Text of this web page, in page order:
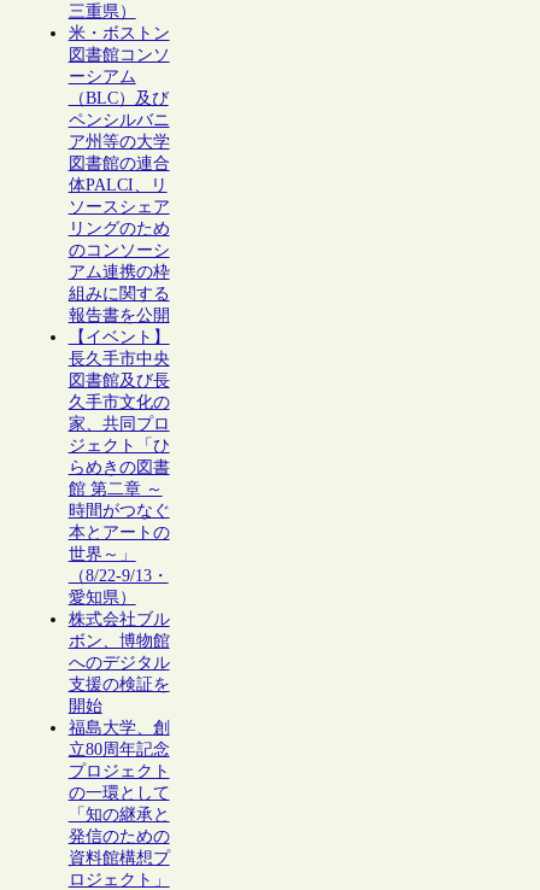
三重県）
米・ボストン
図書館コンソ
ーシアム
（BLC）及び
ペンシルバニ
ア州等の大学
図書館の連合
体PALCI、リ
ソースシェア
リングのため
のコンソーシ
アム連携の枠
組みに関する
報告書を公開
【イベント】
長久手市中央
図書館及び長
久手市文化の
家、共同プロ
ジェクト「ひ
らめきの図書
館 第二章 ～
時間がつなぐ
本とアートの
世界～」
（8/22-9/13・
愛知県）
株式会社ブル
ボン、博物館
へのデジタル
支援の検証を
開始
福島大学、創
立80周年記念
プロジェクト
の一環として
「知の継承と
発信のための
資料館構想プ
ロジェクト」